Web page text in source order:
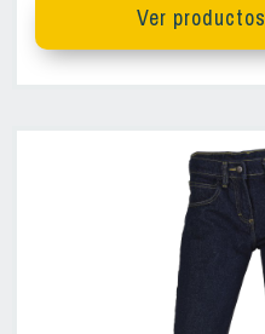
Ver productos